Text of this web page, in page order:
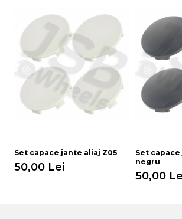
Set capace jante aliaj Z05
50,00 Lei
Set
negru
50,00